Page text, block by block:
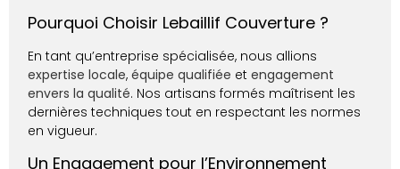
Pourquoi Choisir Lebaillif Couverture ?
En tant qu’entreprise spécialisée, nous allions
expertise locale,équipe qualifiée etengagement
envers la qualité. Nos artisans formés maîtrisent les
dernières techniques tout en respectant les normes
en vigueur.
Un Engagement pour l’Environnement